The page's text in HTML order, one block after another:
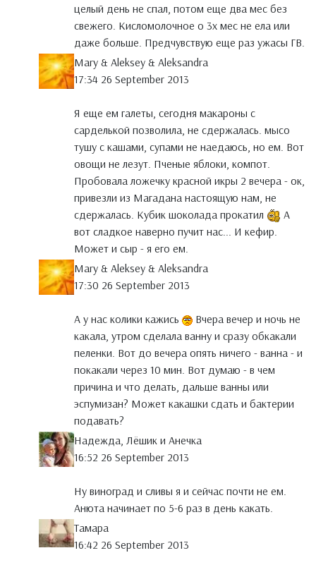
целый день не спал, потом еще два мес без
свежего. Кисломолочное о 3х мес не ела или
даже больше. Предчувствую еще раз ужасы ГВ.
Mary & Aleksey & Aleksandra
17:34 26 September 2013
Я еще ем галеты, сегодня макароны с
сарделькой позволила, не сдержалась. мысо
тушу с кашами, супами не наедаюсь, но ем. Вот
овощи не лезут. Пченые яблоки, компот.
Пробовала ложечку красной икры 2 вечера - ок,
привезли из Магадана настоящую нам, не
сдержалась. Кубик шоколада прокатил
А
вот сладкое наверно пучит нас... И кефир.
Может и сыр - я его ем.
Mary & Aleksey & Aleksandra
17:30 26 September 2013
А у нас колики кажись
Вчера вечер и ночь не
какала, утром сделала ванну и сразу обкакали
пеленки. Вот до вечера опять ничего - ванна - и
покакали через 10 мин. Вот думаю - в чем
причина и что делать, дальше ванны или
эспумизан? Может какашки сдать и бактерии
подавать?
Надежда, Лёшик и Анечка
16:52 26 September 2013
Ну виноград и сливы я и сейчас почти не ем.
Анюта начинает по 5-6 раз в день какать.
Тамара
16:42 26 September 2013